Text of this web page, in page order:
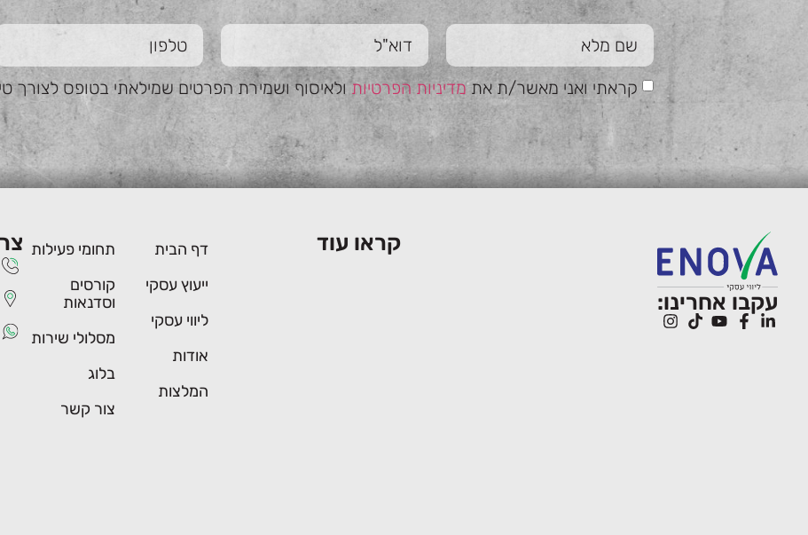
קראתי ואני מאשר/ת אתמדיניות הפרטיותולאיסוף ושמירת הפרטים שמילאתי בטופס לצורך
עקבו אחרינו:
קראו עוד
דף הבית
ייעוץ עסקי
ליווי עסקי
אודות
המלצות
תחומי פעילות
קורסים
וסדנאות
מסלולי שירות
בלוג
צור קשר